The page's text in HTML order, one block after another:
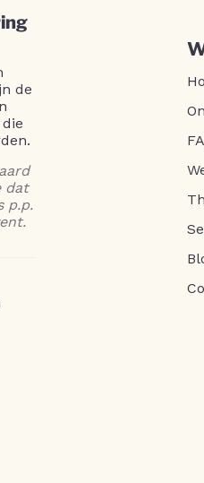
de
dat
p.p.